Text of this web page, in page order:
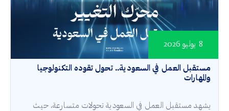
مستقبل العمل في السعودية.. تحول تقوده التكنولوجيا
والمهارات
8 يوليو 2026
يشهد مستقبل العمل في السعودية تحولات متسارعة، حيث